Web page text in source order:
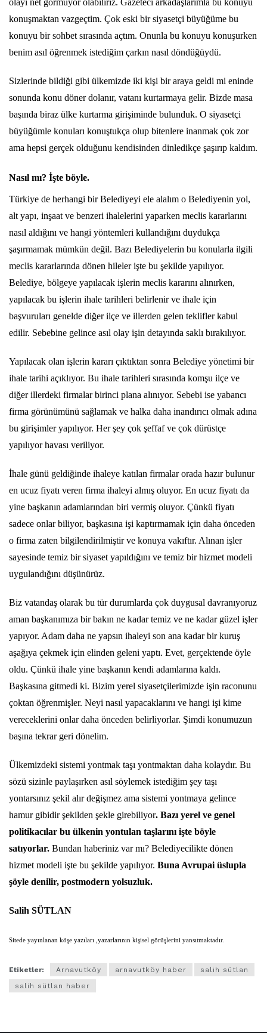
konuşmaktan vazgeçtim. Çok eski bir siyasetçi büyüğüme bu
konuyu bir sohbet sırasında açtım. Onunla bu konuyu konuşurken
benim asıl öğrenmek istediğim çarkın nasıl döndüğüydü.
Sizlerinde bildiği gibi ülkemizde iki kişi bir araya geldi mi eninde
sonunda konu döner dolanır, vatanı kurtarmaya gelir. Bizde masa
başında biraz ülke kurtarma girişiminde bulunduk. O siyasetçi
büyüğümle konuları konuştukça olup bitenlere inanmak çok zor
ama hepsi gerçek olduğunu kendisinden dinledikçe şaşırıp kaldım.
Nasıl mı? İşte böyle.
Türkiye de herhangi bir Belediyeyi ele alalım o Belediyenin yol,
alt yapı, inşaat ve benzeri ihalelerini yaparken meclis kararlarını
nasıl aldığını ve hangi yöntemleri kullandığını duydukça
şaşırmamak mümkün değil. Bazı Belediyelerin bu konularla ilgili
meclis kararlarında dönen hileler işte bu şekilde yapılıyor.
Belediye, bölgeye yapılacak işlerin meclis kararını alınırken,
yapılacak bu işlerin ihale tarihleri belirlenir ve ihale için
başvuruları genelde diğer ilçe ve illerden gelen teklifler kabul
edilir. Sebebine gelince asıl olay işin detayında saklı bırakılıyor.
Yapılacak olan işlerin kararı çıktıktan sonra Belediye yönetimi bir
ihale tarihi açıklıyor. Bu ihale tarihleri sırasında komşu ilçe ve
diğer illerdeki firmalar birinci plana alınıyor. Sebebi ise yabancı
firma görünümünü sağlamak ve halka daha inandırıcı olmak adına
bu girişimler yapılıyor. Her şey çok şeffaf ve çok dürüstçe
yapılıyor havası veriliyor.
İhale günü geldiğinde ihaleye katılan firmalar orada hazır bulunur
en ucuz fiyatı veren firma ihaleyi almış oluyor. En ucuz fiyatı da
yine başkanın adamlarından biri vermiş oluyor. Çünkü fiyatı
sadece onlar biliyor, başkasına işi kaptırmamak için daha önceden
o firma zaten bilgilendirilmiştir ve konuya vakıftır. Alınan işler
sayesinde temiz bir siyaset yapıldığını ve temiz bir hizmet modeli
uygulandığını düşünürüz.
Biz vatandaş olarak bu tür durumlarda çok duygusal davranıyoruz
aman başkanımıza bir bakın ne kadar temiz ve ne kadar güzel işler
yapıyor. Adam daha ne yapsın ihaleyi son ana kadar bir kuruş
aşağıya çekmek için elinden geleni yaptı. Evet, gerçektende öyle
oldu. Çünkü ihale yine başkanın kendi adamlarına kaldı.
Başkasına gitmedi ki. Bizim yerel siyasetçilerimizde işin raconunu
çoktan öğrenmişler. Neyi nasıl yapacaklarını ve hangi işi kime
vereceklerini onlar daha önceden belirliyorlar. Şimdi konumuzun
başına tekrar geri dönelim.
Ülkemizdeki sistemi yontmak taşı yontmaktan daha kolaydır. Bu
sözü sizinle paylaşırken asıl söylemek istediğim şey taşı
yontarsınız şekil alır değişmez ama sistemi yontmaya gelince
hamur gibidir şekilden şekle girebiliyor. Bazı yerel ve genel
politikacılar bu ülkenin yontulan taşlarını işte böyle
satıyorlar. Bundan haberiniz var mı? Belediyecilikte dönen
hizmet modeli işte bu şekilde yapılıyor. Buna Avrupai üslupla
şöyle denilir, postmodern yolsuzluk.
Salih SÜTLAN
Sitede yayınlanan köşe yazıları ,yazarlarının kişisel görüşlerini yansıtmaktadır.
Etiketler: Arnavutköy arnavutköy haber
salih sütlan
salih sütlan haber